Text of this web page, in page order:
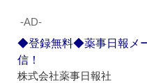
‐AD‐
◆登録無料◆薬事日報メ
信！
株式会社薬事日報社